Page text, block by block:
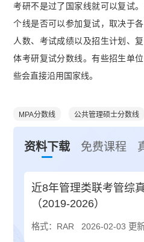
考研不是过了国家线就可以复试
个线是否可以参加复试，取决于
人数、考试成绩以及招生计划、
体考研复试分数线。有些招生单
些会直接沿用国家线。
MPA分数线 公共管理硕士分数线
资料下载 免费课程
近8年管理类联考管综
（2019-2026）
格式：RAR 2026-02-03 更